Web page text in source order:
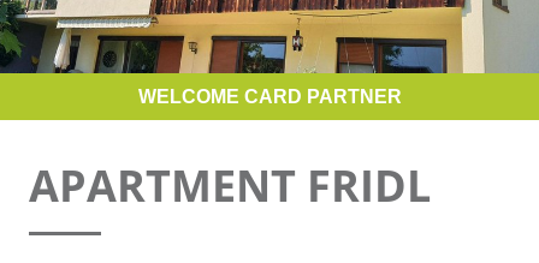
WELCOME CARD PARTNER
APARTMENT FRIDL